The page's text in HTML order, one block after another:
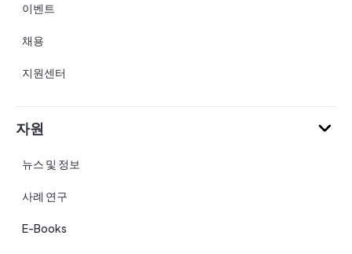
이벤트
채용
지원센터
자원
뉴스 및 정보
사례 연구
E-Books